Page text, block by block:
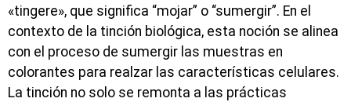
«tingere», que significa “mojar” o “sumergir”. En el
contexto de la tinción biológica, esta noción se alinea
con el proceso de sumergir las muestras en
colorantes para realzar las características celulares.
La tinción no solo se remonta a las prácticas